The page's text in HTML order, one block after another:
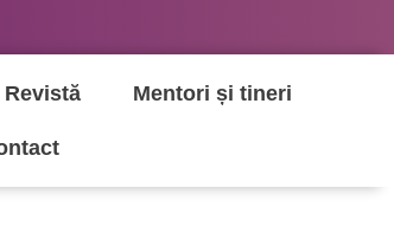
Revistă Mentori și tineri